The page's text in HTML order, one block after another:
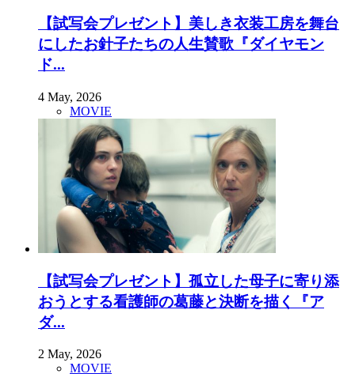
【試写会プレゼント】美しき衣装工房を舞台
にしたお針子たちの人生賛歌『ダイヤモン
ド...
4 May, 2026
MOVIE
【試写会プレゼント】孤立した母子に寄り添
おうとする看護師の葛藤と決断を描く『ア
ダ...
2 May, 2026
MOVIE